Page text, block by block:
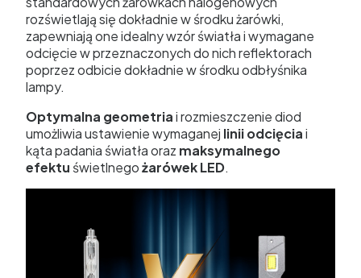
rozświetlają się dokładnie w środku żarówki,
zapewniają one idealny wzór światła i wymagane
odcięcie w przeznaczonych do nich reflektorach
poprzez odbicie dokładnie w środku odbłyśnika
lampy.
Optymalna geometriai rozmieszczenie diod
umożliwia ustawienie wymaganej linii odcięciai
kąta padania światła oraz maksymalnego
efektu świetlnegożarówek LED.